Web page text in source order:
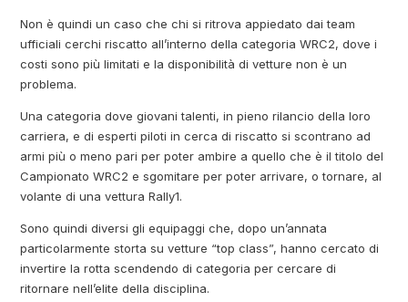
Non è quindi un caso che chi si ritrova appiedato dai team
ufficiali cerchi riscatto all’interno della categoria WRC2, dove i
costi sono più limitati e la disponibilità di vetture non è un
problema.
Una categoria dove giovani talenti, in pieno rilancio della loro
carriera, e di esperti piloti in cerca di riscatto si scontrano ad
armi più o meno pari per poter ambire a quello che è il titolo del
Campionato WRC2 e sgomitare per poter arrivare, o tornare, al
volante di una vettura Rally1.
Sono quindi diversi gli equipaggi che, dopo un’annata
particolarmente storta su vetture “top class”, hanno cercato di
invertire la rotta scendendo di categoria per cercare di
ritornare nell’elite della disciplina.